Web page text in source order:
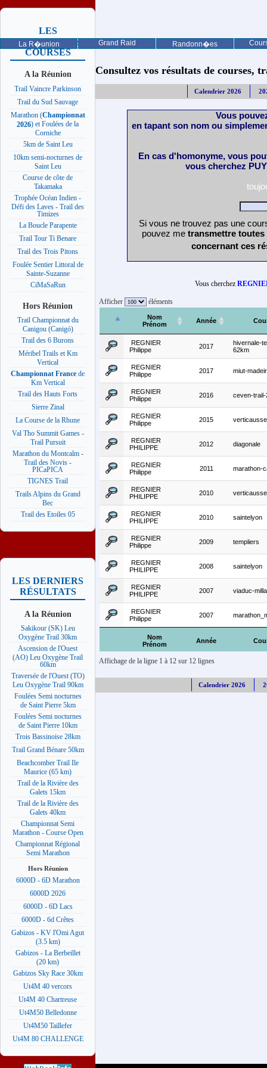
La R�union Grand Raid Randonn�es
LES
PROCHAINES
COURSES
A la Réunion
Trail Vaincre Parkinson
Trail du Sud Sauvage
Marathon (Championnat
2026) et Foulées de la
Corniche
5km de Saint Leu
10km semi-nocturnes de
Saint Leu
Course de côte de
Takamaka
Trophée Océan Indien -
Défi des Laves - Trail des
Timizes
La Boucle Parapente
Trail Tour Ti Benare
Trail des Trois Pitons
Foulée Sentier Littoral de
Sainte-Suzanne
CiMaSaRun
Hors Réunion
Trail Championnat du
Canigou (Canigó)
Trail des 6 Burons
Méribel Trails et Km
Vertical
Championnat France de
Km Vertical
Trail des Hauts Forts
Sierre Zinal
La Course de la Rhune
Val Tho Summit Games -
Trail Pursuit
Marathon du Montcalm -
Trail des Novis -
PICaPICA
TIGNES Trail
Trails Alpins du Grand
Bec
Trail des Etoiles 05
LES DERNIERS
RÉSULTATS
A la Réunion
Sakikour (SK) Leu
Oxygène Trail 30km
Ascension de l'Ouest
(AO) Leu Oxygène Trail
60km
Traversée de l'Ouest (TO)
Leu Oxygène Trail 90km
Foulées Semi nocturnes
de Saint Pierre 5km
Foulées Semi nocturnes
de Saint Pierre 10km
Trois Bassinoise 28km
Trail Grand Bénare 50km
Beachcomber Trail Ile
Maurice (65 km)
Trail de la Rivière des
Galets 15km
Trail de la Rivière des
Galets 40km
Championnat Semi
Marathon - Course Open
Championnat Régional
Semi Marathon
Hors Réunion
6000D - 6D Marathon
6000D 2026
6000D - 6D Lacs
6000D - 6d Crêtes
Gabizos - KV l'Omi Agut
(3.5 km)
Gabizos - La Berbeillet
(20 km)
Gabizos Sky Race 30km
Ut4M 40 vercors
Ut4M 40 Chartreuse
Ut4M50 Belledonne
Ut4M50 Taillefer
Ut4M 80 CHALLENGE
Consultez vos résultats de courses,
Calendrier 2026
Vous
en tapant son nom ou
En cas d'homonyme, vous
vous cherchez
Si vous ne trouvez pas une
pouvez me transmettre
concernant ces
Vous cherchez
Afficher éléments
Nom
Prénom
Année
Nom
Prénom
Année
REGNIER
Philippe
2017
hivernale-
62km
REGNIER
Philippe
2017 miut-
REGNIER
Philippe
2016 ceven-trail-
REGNIER
Philippe
2015
REGNIER
PHILIPPE
2012 diagonale
REGNIER
Philippe
2011 marathon-
REGNIER
PHILIPPE
2010
REGNIER
PHILIPPE
2010 saintelyon
REGNIER
Philippe
2009 templiers
REGNIER
PHILIPPE
2008 saintelyon
REGNIER
PHILIPPE
2007 viaduc-
REGNIER
Philippe
2007
Affichage de la ligne 1 à 12 sur 12 lignes
Calendrier 2026